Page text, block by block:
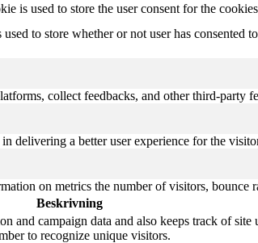
is used to store the user consent for the
to store whether or not user has consented
collect feedbacks, and other third-party
delivering a better user experience for the
on metrics the number of visitors, bounce
Beskrivning
and campaign data and also keeps track of
to recognize unique visitors.